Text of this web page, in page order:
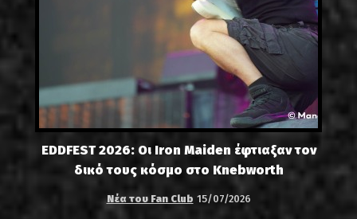
EDDFEST 2026: Οι Iron Maiden έφτιαξαν τον
δικό τους κόσμο στο Knebworth
Νέα του Fan Club 15/07/2026